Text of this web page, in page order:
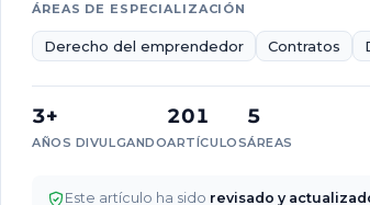
ÁREAS DE ESPECIALIZACIÓN
Derecho del emprendedor Contratos
3+
AÑOS DIVULGANDO
201
ARTÍCULOS
5
ÁREAS
Este artículo ha sido revisado y